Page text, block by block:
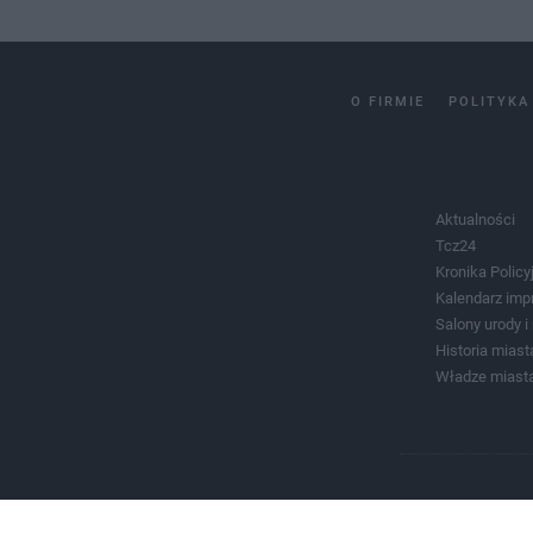
O FIRMIE POLITYKA
Aktualności
Tcz24
Kronika
Kalendarz
Salony urody i
Historia
Władze